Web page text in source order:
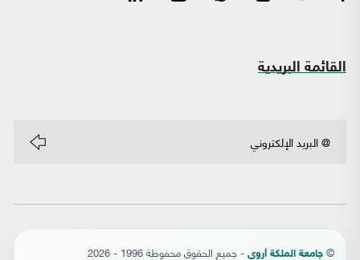
القائمة البريدية
© جامعة الملكة أروى - جميع الحقوق محفوظة 1996 - 2026